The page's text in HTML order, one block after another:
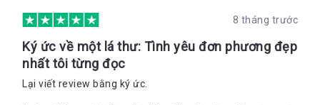
8 tháng trước
Ký ức về một lá thư: Tình yêu đơn phương đẹp
nhất tôi từng đọc
Lại viết review bằng ký ức.